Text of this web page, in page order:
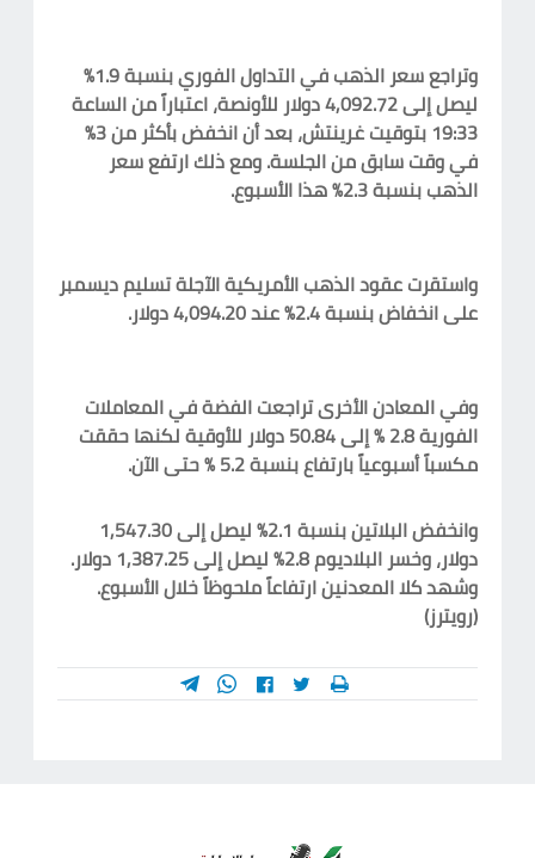
وتراجع سعر الذهب في التداول الفوري بنسبة 1.9%
ليصل إلى 4,092.72 دولار للأونصة، اعتباراً من الساعة
19:33 بتوقيت غرينتش، بعد أن انخفض بأكثر من 3%
في وقت سابق من الجلسة. ومع ذلك ارتفع سعر
الذهب بنسبة 2.3% هذا الأسبوع.
واستقرت عقود الذهب الأمريكية الآجلة تسليم ديسمبر
على انخفاض بنسبة 2.4% عند 4,094.20 دولار.
وفي المعادن الأخرى تراجعت الفضة في المعاملات
الفورية 2.8 % إلى 50.84 دولار للأوقية لكنها حققت
مكسباً أسبوعياً بارتفاع بنسبة 5.2 % حتى الآن.
وانخفض البلاتين بنسبة 2.1% ليصل إلى 1,547.30
دولار، وخسر البلاديوم 2.8% ليصل إلى 1,387.25 دولار.
وشهد كلا المعدنين ارتفاعاً ملحوظاً خلال الأسبوع.
(رويترز)